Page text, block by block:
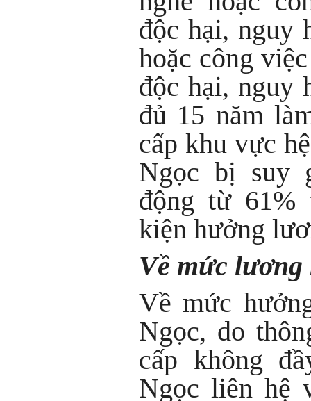
độc hại, nguy
hoặc công
độc hại, nguy
đủ 15 năm
cấp khu vực
Ngọc bị suy
động từ
kiện hưởng
Về mức
Về mức
Ngọc, do
cấp không
Ngọc liên hệ